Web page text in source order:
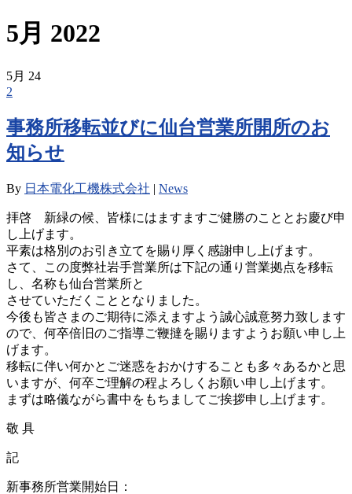
5月 2022
5月 24
2
事務所移転並びに仙台営業所開所のお
知らせ
By 日本電化工機株式会社 | News
拝啓 新緑の候、皆様にはますますご健勝のこととお慶び申
し上げます。
平素は格別のお引き立てを賜り厚く感謝申し上げます。
さて、この度弊社岩手営業所は下記の通り営業拠点を移転
し、名称も仙台営業所と
させていただくこととなりました。
今後も皆さまのご期待に添えますよう誠心誠意努力致します
ので、何卒倍旧のご指導ご鞭撻を賜りますようお願い申し上
げます。
移転に伴い何かとご迷惑をおかけすることも多々あるかと思
いますが、何卒ご理解の程よろしくお願い申し上げます。
まずは略儀ながら書中をもちましてご挨拶申し上げます。
敬 具
記
新事務所営業開始日：